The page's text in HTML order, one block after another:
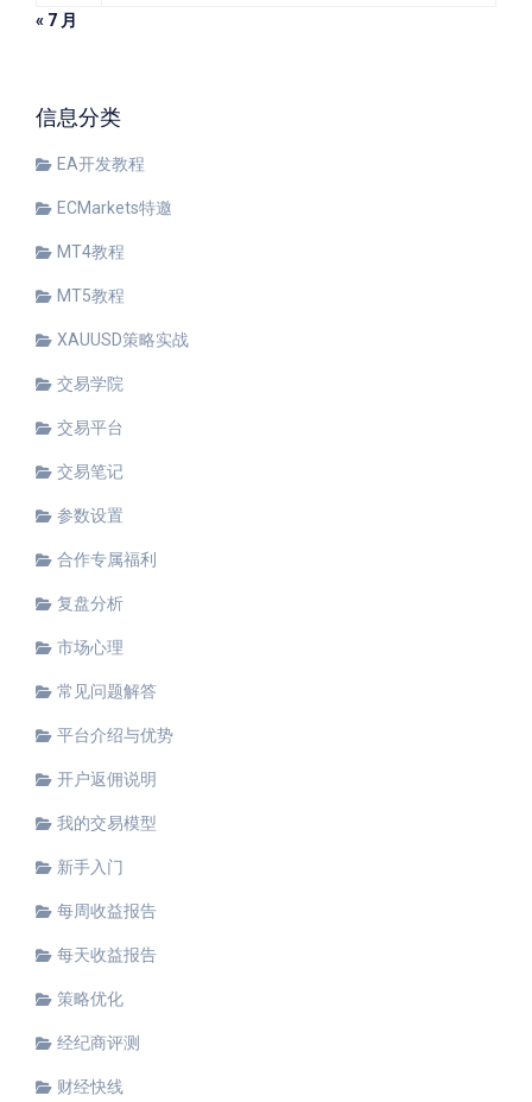
« 7 月
信息分类
EA开发教程
ECMarkets特邀
MT4教程
MT5教程
XAUUSD策略实战
交易学院
交易平台
交易笔记
参数设置
合作专属福利
复盘分析
市场心理
常见问题解答
平台介绍与优势
开户返佣说明
我的交易模型
新手入门
每周收益报告
每天收益报告
策略优化
经纪商评测
财经快线